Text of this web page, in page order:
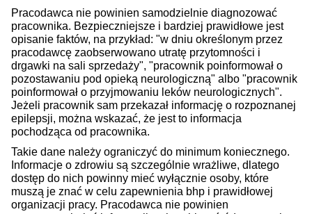
Pracodawca nie powinien samodzielnie diagnozować
pracownika. Bezpieczniejsze i bardziej prawidłowe jest
opisanie faktów, na przykład: "w dniu określonym przez
pracodawcę zaobserwowano utratę przytomności i
drgawki na sali sprzedaży", "pracownik poinformował o
pozostawaniu pod opieką neurologiczną" albo "pracownik
poinformował o przyjmowaniu leków neurologicznych".
Jeżeli pracownik sam przekazał informację o rozpoznanej
epilepsji, można wskazać, że jest to informacja
pochodząca od pracownika.
Takie dane należy ograniczyć do minimum koniecznego.
Informacje o zdrowiu są szczególnie wrażliwe, dlatego
dostęp do nich powinny mieć wyłącznie osoby, które
muszą je znać w celu zapewnienia bhp i prawidłowej
organizacji pracy. Pracodawca nie powinien